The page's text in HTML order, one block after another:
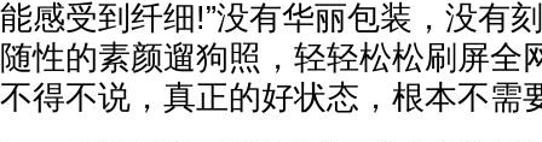
能感受到纤细!”没有华丽包装，没有
随性的素颜遛狗照，轻轻松松刷屏全
不得不说，真正的好状态，根本不需